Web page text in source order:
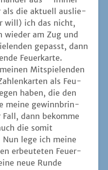
Nun lege ich mei­ne
erbeu­te­ten Feu­er­
neue Run­de
von drei Kar­ten
in der Aus­la­ge.
alle Feu­er­kar­ten
die Par­tie endet.
nicht klar gewor­
ent­täu­schen: nach
wird das nicht bes­ser
etwas unglück­lich
der drei
erklärt und
Kar­te ins